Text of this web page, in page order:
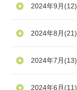
2024年9月 (12)
2024年8月 (21)
2024年7月 (13)
2024年6月 (11)